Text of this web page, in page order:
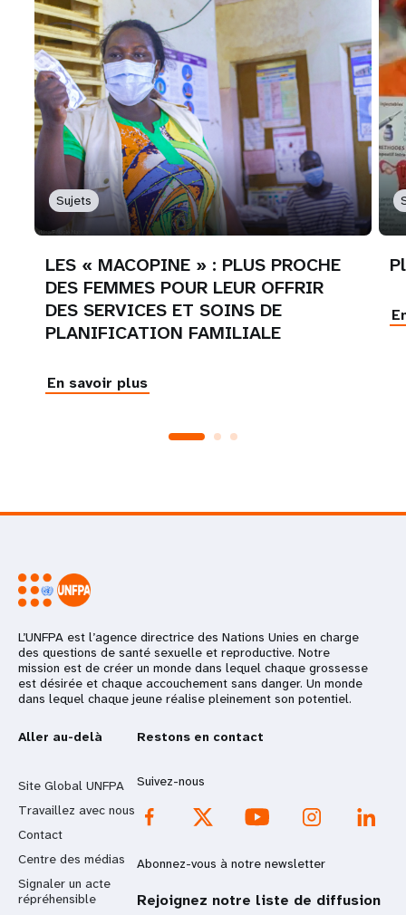
Sujets
LES « MACOPINE » : PLUS PROCHE
DES FEMMES POUR LEUR OFFRIR
DES SERVICES ET SOINS DE
PLANIFICATION FAMILIALE
En savoir plus
L’UNFPA est l’agence directrice des Nations Unies en charge
des questions de santé sexuelle et reproductive. Notre
mission est de créer un monde dans lequel chaque grossesse
est désirée et chaque accouchement sans danger. Un monde
dans lequel chaque jeune réalise pleinement son potentiel.
Aller au-delà
Site Global UNFPA
Travaillez avec nous
Contact
Centre des médias
Signaler un acte
répréhensible
Restons en contact
Suivez-nous
Abonnez-vous à notre newsletter
Rejoignez notre liste de diffusion